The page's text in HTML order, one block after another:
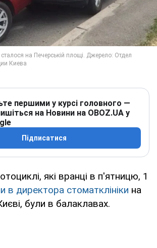
першими у курсі головного —
на Новини на OBOZ.UA у
Підписатися
які вранці в п'ятницю, 1
в директора стоматклініки на
були в балаклавах.